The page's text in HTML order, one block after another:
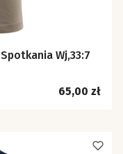
Wj,33:7
Cena
65,00 zł